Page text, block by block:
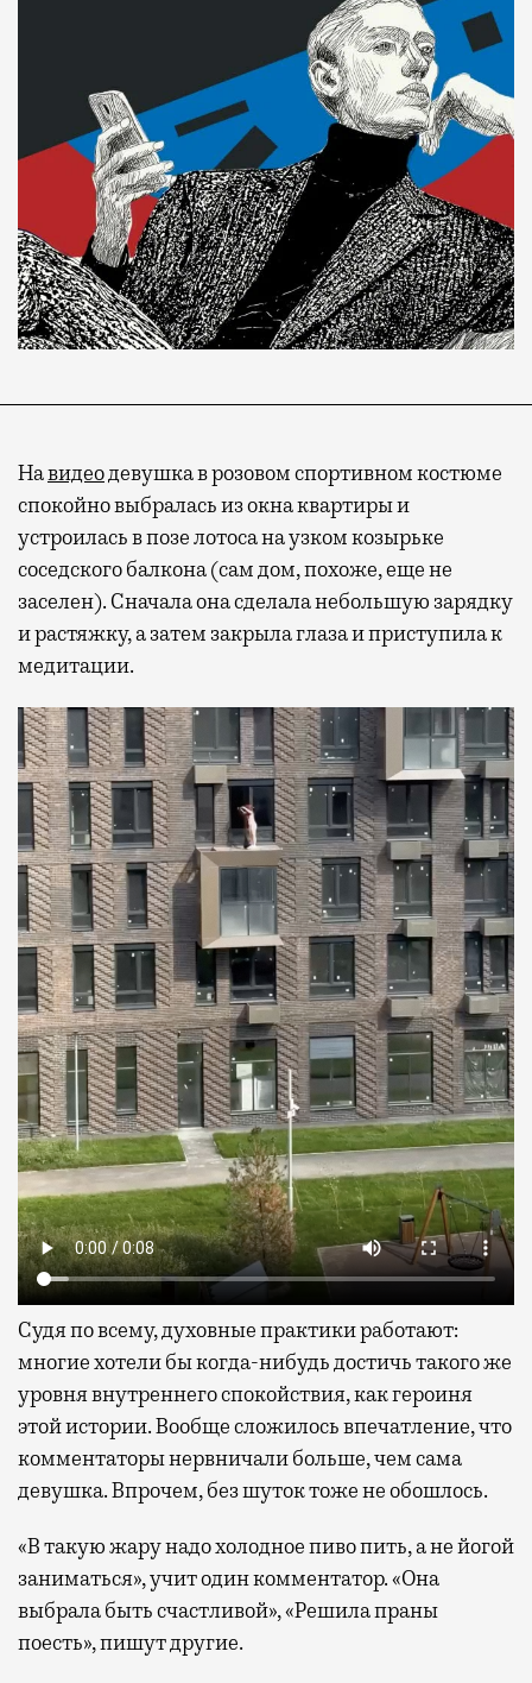
Навидеодевушка в розовом спортивном костюме
спокойно выбралась из окна квартиры и
устроилась в позе лотоса на узком козырьке
соседского балкона (сам дом, похоже, еще не
заселен). Сначала она сделала небольшую зарядку
и растяжку, а затем закрыла глаза и приступила к
медитации.
Судя по всему, духовные практики работают:
многие хотели бы когда-нибудь достичь такого же
уровня внутреннего спокойствия, как героиня
этой истории. Вообще сложилось впечатление, что
комментаторы нервничали больше, чем сама
девушка. Впрочем, без шуток тоже не обошлось.
«В такую жару надо холодное пиво пить, а не йогой
заниматься», учит один комментатор. «Она
выбрала быть счастливой», «Решила праны
поесть», пишут другие.